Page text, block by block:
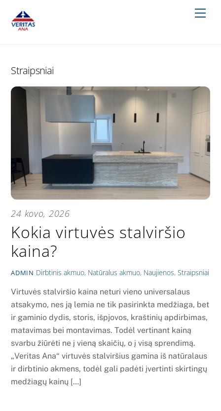
content
Straipsniai
24 kovo, 2026
Kokia virtuvės stalviršio
kaina?
ADMIN Dirbtinis akmuo, Natūralus akmuo, Naujienos, Straipsniai
Virtuvės stalviršio kaina neturi vieno universalaus
atsakymo, nes ją lemia ne tik pasirinkta medžiaga, bet
ir gaminio dydis, storis, išpjovos, kraštinių apdirbimas,
matavimas bei montavimas. Todėl vertinant kainą
svarbu žiūrėti ne į vieną skaičių, o į visą sprendimą.
„Veritas Ana“ virtuvės stalviršius gamina iš natūralaus
ir dirbtinio akmens, todėl gali padėti įvertinti skirtingų
medžiagų kainų […]